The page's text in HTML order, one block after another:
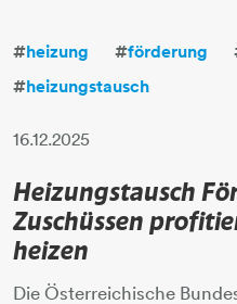
#heizung #förderung
#heizungstausch
16.12.2025
Heizungstausch
Zuschüssen
heizen
Die Österreichische